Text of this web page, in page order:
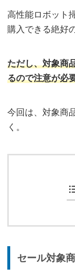
高性能ロボット
購入できる絶好
ただし、対象商
るので注意が必
今回は、対象商
く。
セール対象